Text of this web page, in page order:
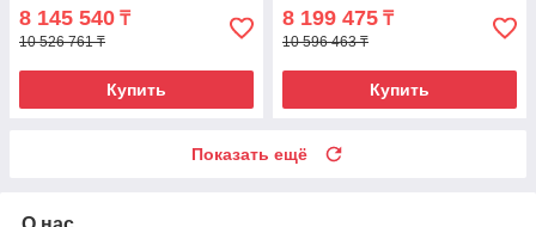
8 145 540 ₸
10 526 761 ₸
Купить
8 199 475 ₸
10 596 463 ₸
Купить
Показать ещё